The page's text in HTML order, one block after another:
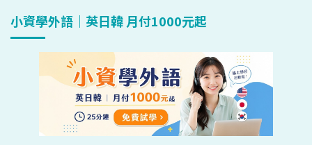
小資學外語｜英日韓 月付1000元起